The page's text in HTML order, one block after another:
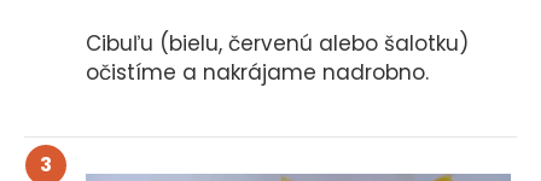
Cibuľu (bielu, červenú alebo šalotku)
očistíme a nakrájame nadrobno.
3